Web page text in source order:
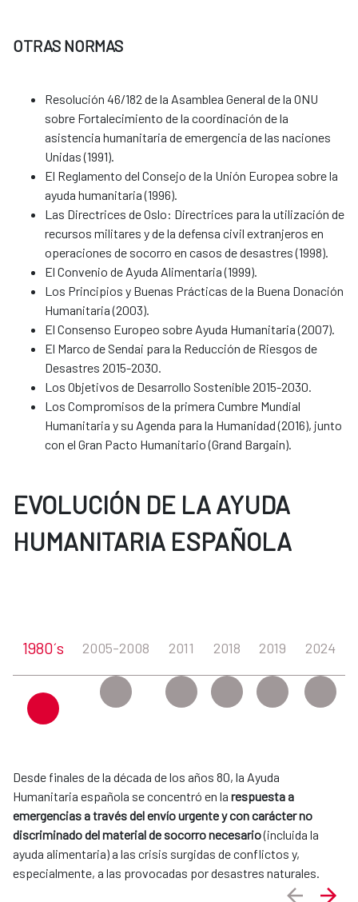
OTRAS NORMAS
Resolución 46/182 de la Asamblea General de la ONU
sobre Fortalecimiento de la coordinación de la
asistencia humanitaria de emergencia de las naciones
Unidas (1991).
El Reglamento del Consejo de la Unión Europea sobre la
ayuda humanitaria (1996).
Las Directrices de Oslo: Directrices para la utilización de
recursos militares y de la defensa civil extranjeros en
operaciones de socorro en casos de desastres (1998).
El Convenio de Ayuda Alimentaria (1999).
Los Principios y Buenas Prácticas de la Buena Donación
Humanitaria (2003).
El Consenso Europeo sobre Ayuda Humanitaria (2007).
El Marco de Sendai para la Reducción de Riesgos de
Desastres 2015-2030.
Los Objetivos de Desarrollo Sostenible 2015-2030.
Los Compromisos de la primera Cumbre Mundial
Humanitaria y su Agenda para la Humanidad (2016), junto
con el Gran Pacto Humanitario (Grand Bargain).
EVOLUCIÓN DE LA AYUDA
HUMANITARIA ESPAÑOLA
1980´s 2005-2008 2011 2018 2019 2024
Desde finales de la década de los años 80, la Ayuda
Humanitaria española se concentró en la respuesta a
emergencias a través del envío urgente y con carácter no
discriminado del material de socorro necesario(incluida la
ayuda alimentaria) a las crisis surgidas de conflictos y,
especialmente, a las provocadas por desastres naturales.